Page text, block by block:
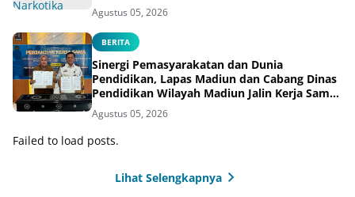
Agustus 05, 2026
BERITA
Sinergi Pemasyarakatan dan Dunia
Pendidikan, Lapas Madiun dan Cabang Dinas
Pendidikan Wilayah Madiun Jalin Kerja Sama
Pendidikan Vokasi Teknik Instalasi Tenaga
Listrik bagi Warga Binaan
Agustus 05, 2026
Failed to load posts.
Lihat Selengkapnya